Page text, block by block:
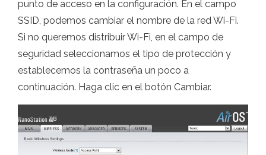
punto de acceso en la configuración. En el campo
SSID, podemos cambiar el nombre de la red Wi-Fi.
Si no queremos distribuir Wi-Fi, en el campo de
seguridad seleccionamos el tipo de protección y
establecemos la contraseña un poco a
continuación. Haga clic en el botón Cambiar.